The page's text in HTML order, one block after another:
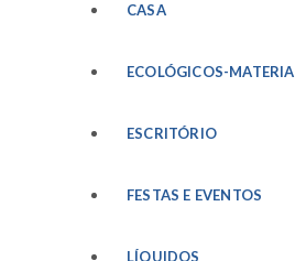
CASA
ECOLÓGICOS-
ESCRITÓRIO
FESTAS E EVENTOS
LÍQUIDOS